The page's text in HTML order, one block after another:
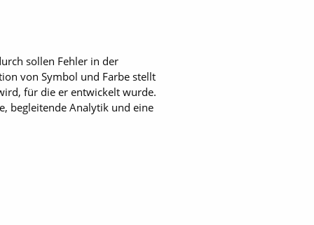
sollen Fehler in der
von Symbol und Farbe stellt
für die er entwickelt wurde.
begleitende Analytik und eine